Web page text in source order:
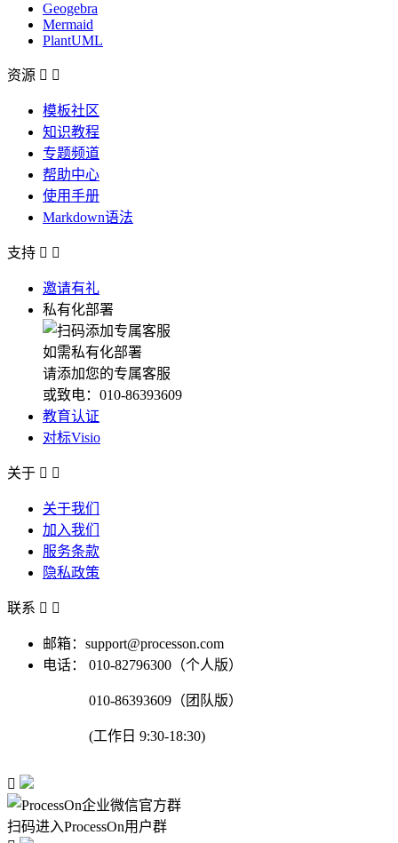
Geogebra
Mermaid
PlantUML
资源  
模板社区
知识教程
专题频道
帮助中心
使用手册
Markdown语法
支持  
邀请有礼
私有化部署
如需私有化部署
请添加您的专属客服
或致电：010-86393609
教育认证
对标Visio
关于  
关于我们
加入我们
服务条款
隐私政策
联系  
邮箱：support@processon.com
电话：
010-82796300（个人版）
010-86393609（团队版）
(工作日 9:30-18:30)

扫码进入ProcessOn用户群